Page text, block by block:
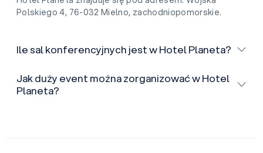
Polskiego 4, 76-032 Mielno, zachodniopomorskie.
Ile sal konferencyjnych jest w Hotel Planeta?
Jak duży event można zorganizować w Hotel
Planeta?